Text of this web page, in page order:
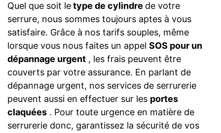
Quel que soit letype de cylindre de votre
serrure, nous sommes toujours aptes à vous
satisfaire. Grâce à nos tarifs souples, même
lorsque vous nous faites un appel SOS pour un
dépannage urgent , les frais peuvent être
couverts par votre assurance. En parlant de
dépannage urgent, nos services de serrurerie
peuvent aussi en effectuer sur les portes
claquées . Pour toute urgence en matière de
serrurerie donc, garantissez la sécurité de vos